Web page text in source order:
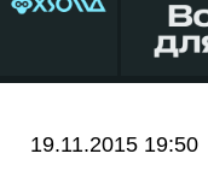
19.11.2015 19:50